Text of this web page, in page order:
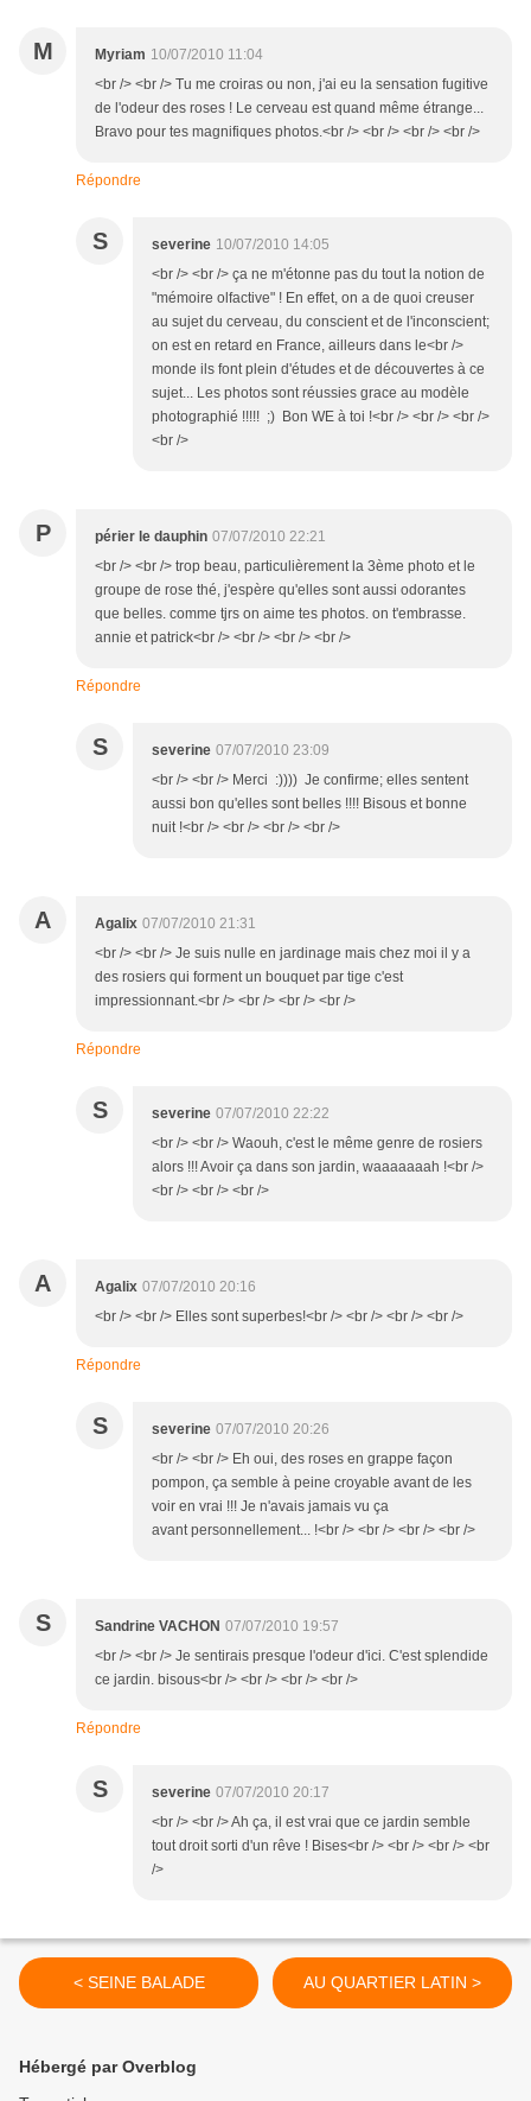
M Myriam 10/07/2010 11:04
<br /> <br /> Tu me croiras ou non, j'ai eu la sensation fugitive
de l'odeur des roses ! Le cerveau est quand même étrange...
Bravo pour tes magnifiques photos.<br /> <br /> <br /> <br />
Répondre
S severine 10/07/2010 14:05
<br /> <br /> ça ne m'étonne pas du tout la notion de
"mémoire olfactive" ! En effet, on a de quoi creuser
au sujet du cerveau, du conscient et de l'inconscient;
on est en retard en France, ailleurs dans le<br />
monde ils font plein d'études et de découvertes à ce
sujet... Les photos sont réussies grace au modèle
photographié !!!!! ;) Bon WE à toi !<br /> <br /> <br />
<br />
P périer le dauphin 07/07/2010 22:21
<br /> <br /> trop beau, particulièrement la 3ème photo et le
groupe de rose thé, j'espère qu'elles sont aussi odorantes
que belles. comme tjrs on aime tes photos. on t'embrasse.
annie et patrick<br /> <br /> <br /> <br />
Répondre
S severine 07/07/2010 23:09
<br /> <br /> Merci :)))) Je confirme; elles sentent
aussi bon qu'elles sont belles !!!! Bisous et bonne
nuit !<br /> <br /> <br /> <br />
A Agalix 07/07/2010 21:31
<br /> <br /> Je suis nulle en jardinage mais chez moi il y a
des rosiers qui forment un bouquet par tige c'est
impressionnant.<br /> <br /> <br /> <br />
Répondre
S severine 07/07/2010 22:22
<br /> <br /> Waouh, c'est le même genre de rosiers
alors !!! Avoir ça dans son jardin, waaaaaaah !<br />
<br /> <br /> <br />
A Agalix 07/07/2010 20:16
<br /> <br /> Elles sont superbes!<br /> <br /> <br /> <br />
Répondre
S severine 07/07/2010 20:26
<br /> <br /> Eh oui, des roses en grappe façon
pompon, ça semble à peine croyable avant de les
voir en vrai !!! Je n'avais jamais vu ça
avant personnellement... !<br /> <br /> <br /> <br />
S Sandrine VACHON 07/07/2010 19:57
<br /> <br /> Je sentirais presque l'odeur d'ici. C'est splendide
ce jardin. bisous<br /> <br /> <br /> <br />
Répondre
S severine 07/07/2010 20:17
<br /> <br /> Ah ça, il est vrai que ce jardin semble
tout droit sorti d'un rêve ! Bises<br /> <br /> <br /> <br
/>
< SEINE BALADE AU QUARTIER LATIN >
Hébergé par Overblog